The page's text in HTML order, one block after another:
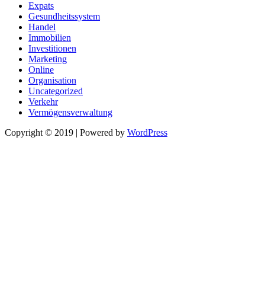
Expats
Gesundheitssystem
Handel
Immobilien
Investitionen
Marketing
Online
Organisation
Uncategorized
Verkehr
Vermögensverwaltung
Copyright © 2019 | Powered by WordPress